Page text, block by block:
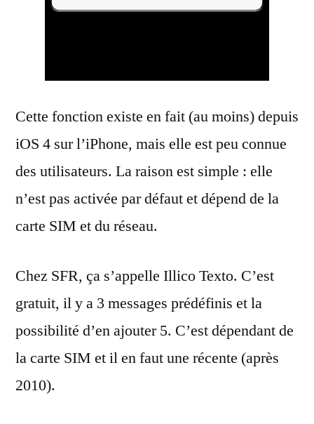
Cette fonction existe en fait (au moins) depuis
iOS 4 sur l’iPhone, mais elle est peu connue
des utilisateurs. La raison est simple : elle
n’est pas activée par défaut et dépend de la
carte SIM et du réseau.
Chez SFR, ça s’appelle Illico Texto. C’est
gratuit, il y a 3 messages prédéfinis et la
possibilité d’en ajouter 5. C’est dépendant de
la carte SIM et il en faut une récente (après
2010).